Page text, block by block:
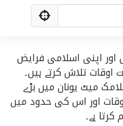
اور اپنی اسلامی فرایض
اوقات تلاش کرتے ہیں۔
میٹ یونان میں بڑے
اور اس کی حدود میں
ہے۔